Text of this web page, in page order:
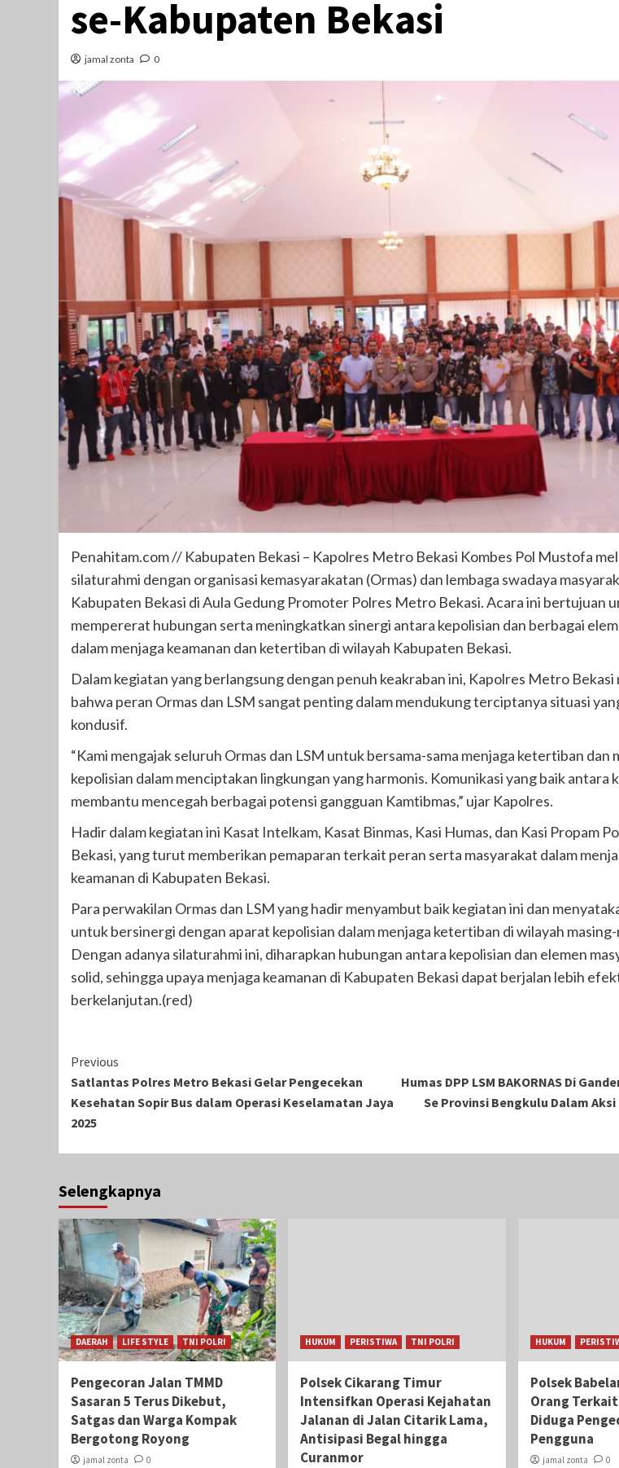
se-Kabupaten Bekasi
jamal zonta 0
Penahitam.com // Kabupaten Bekasi – Kapolres Metro Bekasi Kombes Pol Mustofa
silaturahmi dengan organisasi kemasyarakatan (Ormas) dan lembaga swadaya
Kabupaten Bekasi di Aula Gedung Promoter Polres Metro Bekasi. Acara ini bertujuan
mempererat hubungan serta meningkatkan sinergi antara kepolisian dan berbagai
dalam menjaga keamanan dan ketertiban di wilayah Kabupaten Bekasi.
Dalam kegiatan yang berlangsung dengan penuh keakraban ini, Kapolres Metro Bekasi
bahwa peran Ormas dan LSM sangat penting dalam mendukung terciptanya situasi
kondusif.
“Kami mengajak seluruh Ormas dan LSM untuk bersama-sama menjaga ketertiban dan
kepolisian dalam menciptakan lingkungan yang harmonis. Komunikasi yang baik antara
membantu mencegah berbagai potensi gangguan Kamtibmas,” ujar Kapolres.
Hadir dalam kegiatan ini Kasat Intelkam, Kasat Binmas, Kasi Humas, dan Kasi Propam
Bekasi, yang turut memberikan pemaparan terkait peran serta masyarakat dalam
keamanan di Kabupaten Bekasi.
Para perwakilan Ormas dan LSM yang hadir menyambut baik kegiatan ini dan
untuk bersinergi dengan aparat kepolisian dalam menjaga ketertiban di wilayah masing-
Dengan adanya silaturahmi ini, diharapkan hubungan antara kepolisian dan elemen
solid, sehingga upaya menjaga keamanan di Kabupaten Bekasi dapat berjalan lebih
berkelanjutan.(red)
Continue
Reading
Previous
Satlantas Polres Metro Bekasi Gelar Pengecekan
Kesehatan Sopir Bus dalam Operasi Keselamatan Jaya
2025
Humas DPP LSM BAKORNAS Di
Se Provinsi Bengkulu Dalam Aksi
Selengkapnya
DAERAH LIFE STYLE TNI POLRI
Pengecoran Jalan TMMD
Sasaran 5 Terus Dikebut,
Satgas dan Warga Kompak
Bergotong Royong
jamal zonta 0
HUKUM PERISTIWA TNI POLRI
Polsek Cikarang Timur
Intensifkan Operasi Kejahatan
Jalanan di Jalan Citarik Lama,
Antisipasi Begal hingga
Curanmor
HUKUM
Polsek
Orang
Diduga
Pengguna
jamal zonta 0